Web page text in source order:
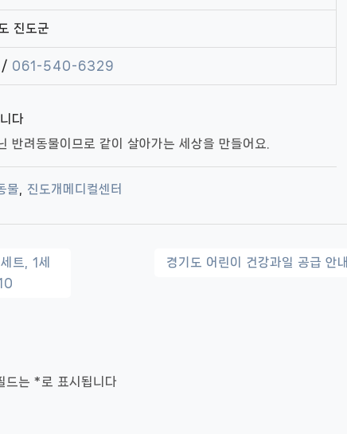
진도군
/ 061-540-6329
다
반려동물이므로 같이 살아가는 세상을 만들어요.
물 진도개메디컬센터
트, 1세
경기도 어린이 건강과일 공급 안내
드는 * 로 표시됩니다